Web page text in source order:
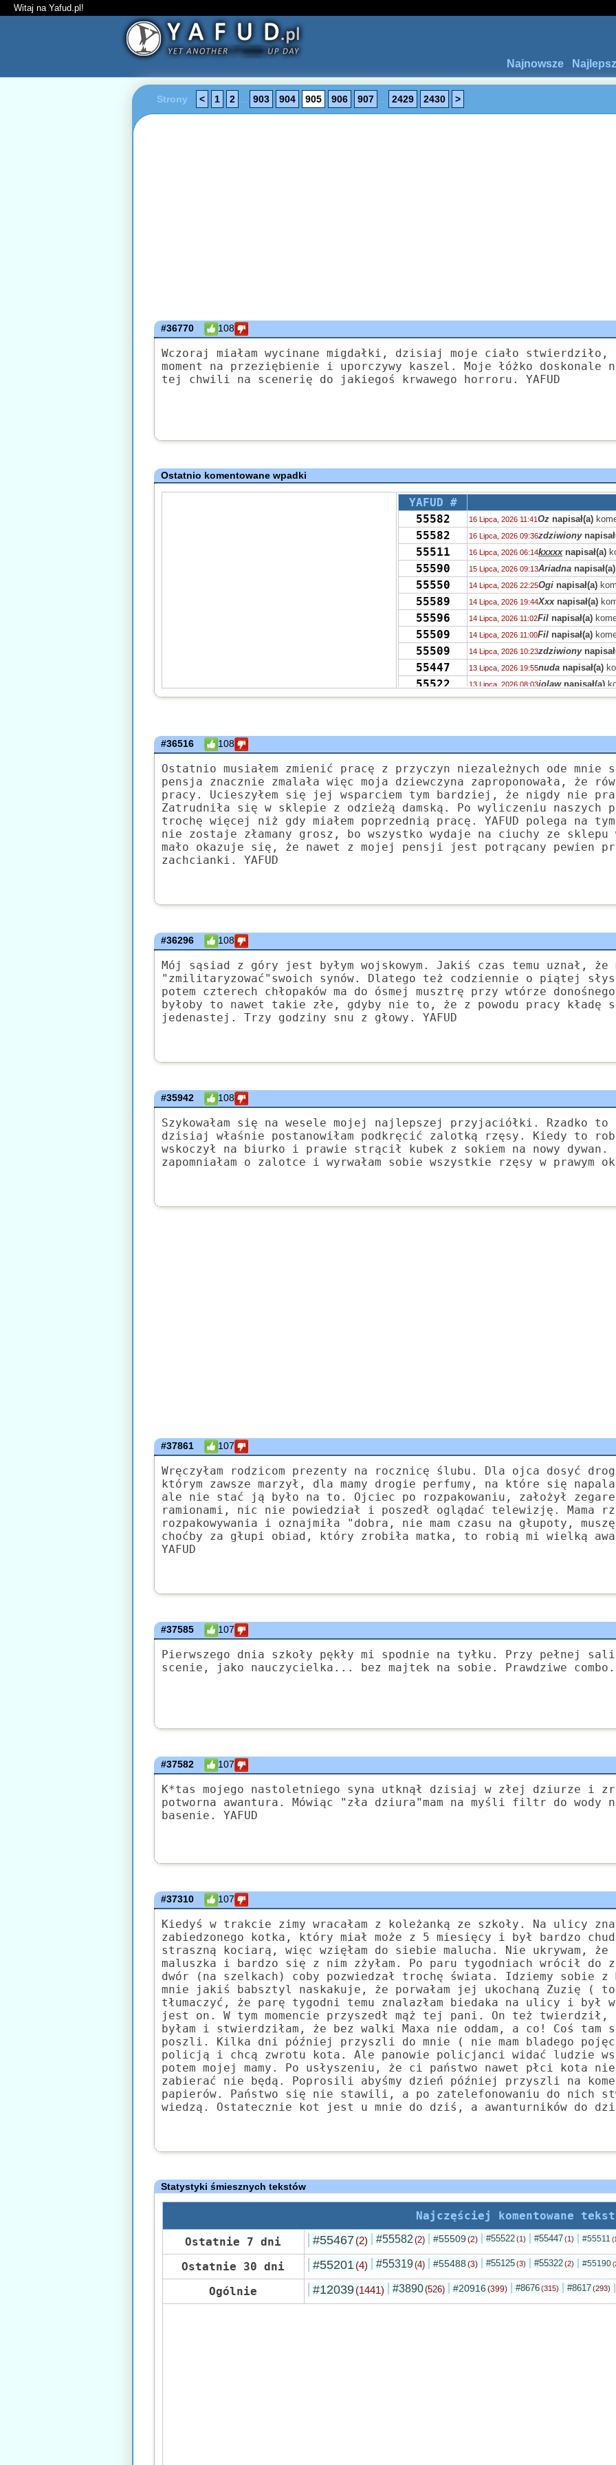
Witaj na Yafud.pl!
Najnowsze
Strony < 1 2 903 904 905 906 907 2429 2430 >
#36770 108
Wczoraj miałam wycinane migdałki, dzisiaj moje ciało
moment na przeziębienie i uporczywy kaszel. Moje łóżko doskonale
tej chwili na scenerię do jakiegoś krwawego horroru. YAFUD
Ostatnio komentowane wpadki
YAFUD #
55582
16 Lipca, 2026 11:41Oz napisał(a)
55582 16 Lipca, 2026 09:36zdziwiony
55511 16 Lipca, 2026 06:14kxxxxnapisał(a)
55590 15 Lipca, 2026 09:13Ariadna napisał(a)
55550 14 Lipca, 2026 22:25Ogi napisał(a)
55589 14 Lipca, 2026 19:44Xxxnapisał(a)
55596 14 Lipca, 2026 11:02Fil napisał(a)
55509 14 Lipca, 2026 11:00Fil napisał(a)
55509 14 Lipca, 2026 10:23zdziwiony
55447 13 Lipca, 2026 19:55nuda napisał(a)
55522 13 Lipca, 2026 08:03jolawnapisał(a)
55551 12 Lipca, 2026 10:26zdziwiony
55474 Grejonnapisał(a)
55467 Tricksteros
55467 10 Lipca, 2026 23:38M.napisał(a)
55493 10 Lipca, 2026 19:59jolaw napisał(a)
55452 10 Lipca, 2026 10:40Punapisał(a)
55496 10 Lipca, 2026 02:21 Zdzisław
55417 09 Lipca, 2026 15:46zdziwiony
#36516 108
Ostatnio musiałem zmienić pracę z przyczyn niezależnych ode mnie
pensja znacznie zmalała więc moja dziewczyna zaproponowała, że
pracy. Ucieszyłem się jej wsparciem tym bardziej, że nigdy nie
Zatrudniła się w sklepie z odzieżą damską. Po wyliczeniu naszych
trochę więcej niż gdy miałem poprzednią pracę. YAFUD polega na
nie zostaje złamany grosz, bo wszystko wydaje na ciuchy ze
mało okazuje się, że nawet z mojej pensji jest potrącany pewien
zachcianki. YAFUD
#36296 108
Mój sąsiad z góry jest byłym wojskowym. Jakiś czas temu uznał, że
"zmilitaryzować"swoich synów. Dlatego też codziennie o piątej
potem czterech chłopaków ma do ósmej musztrę przy wtórze
byłoby to nawet takie złe, gdyby nie to, że z powodu pracy
jedenastej. Trzy godziny snu z głowy. YAFUD
#35942 108
Szykowałam się na wesele mojej najlepszej przyjaciółki. Rzadko
dzisiaj właśnie postanowiłam podkręcić zalotką rzęsy. Kiedy to
wskoczył na biurko i prawie strącił kubek z sokiem na nowy dywan.
zapomniałam o zalotce i wyrwałam sobie wszystkie rzęsy w prawym
#37861 107
Wręczyłam rodzicom prezenty na rocznicę ślubu. Dla ojca dosyć
którym zawsze marzył, dla mamy drogie perfumy, na które się
ale nie stać ją było na to. Ojciec po rozpakowaniu, założył
ramionami, nic nie powiedział i poszedł oglądać telewizję. Mama
rozpakowywania i oznajmiła "dobra, nie mam czasu na głupoty,
choćby za głupi obiad, który zrobiła matka, to robią mi wielką
YAFUD
#37585 107
Pierwszego dnia szkoły pękły mi spodnie na tyłku. Przy pełnej
scenie, jako nauczycielka... bez majtek na sobie. Prawdziwe combo.
#37582 107
K*tas mojego nastoletniego syna utknął dzisiaj w złej dziurze i
potworna awantura. Mówiąc "zła dziura"mam na myśli filtr do wody
basenie. YAFUD
#37310 107
Kiedyś w trakcie zimy wracałam z koleżanką ze szkoły. Na ulicy
zabiedzonego kotka, który miał może z 5 miesięcy i był bardzo
straszną kociarą, więc wzięłam do siebie malucha. Nie ukrywam, że
maluszka i bardzo się z nim zżyłam. Po paru tygodniach wrócił do
dwór (na szelkach) coby pozwiedzał trochę świata. Idziemy sobie
mnie jakiś babsztyl naskakuje, że porwałam jej ukochaną Zuzię (
tłumaczyć, że parę tygodni temu znalazłam biedaka na ulicy i był
jest on. W tym momencie przyszedł mąż tej pani. On też
byłam i stwierdziłam, że bez walki Maxa nie oddam, a co! Coś
poszli. Kilka dni później przyszli do mnie ( nie mam bladego
policją i chcą zwrotu kota. Ale panowie policjanci widać ludzie
potem mojej mamy. Po usłyszeniu, że ci państwo nawet płci kota
zabierać nie będą. Poprosili abyśmy dzień później przyszli na
papierów. Państwo się nie stawili, a po zatelefonowaniu do nich
wiedzą. Ostatecznie kot jest u mnie do dziś, a awanturników do dziś
Statystyki śmiesznych tekstów
Najczęściej komentowane
Ostatnie 7 dni
#55467 (2) #55582 (2) #55509 (2) #55522 (1) #55447 (1) #55511
Ostatnie 30 dni #55201 (4) #55319(4) #55488 (3) #55125 (3) #55322 (2) #55190
Ogólnie #12039 (1441) #3890(526) #20916 (399) #8676 (315) #8617 (293)